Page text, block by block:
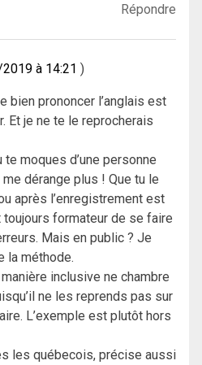
Répondre
à 14:21
bien prononcer l’anglais est
Et je ne te le reprocherais
te moques d’une personne
dérange plus ! Que tu le
après l’enregistrement est
toujours formateur de se faire
Mais en public ? Je
la méthode.
inclusive ne chambre
ne les reprends pas sur
L’exemple est plutôt hors
les québecois, précise aussi